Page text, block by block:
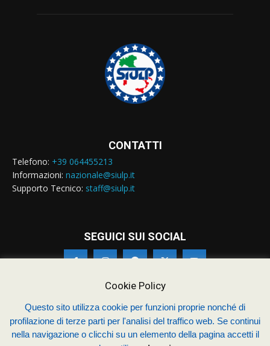
CONTATTI
Telefono: +39 064455213
Informazioni: nazionale@siulp.it
Supporto Tecnico: staff@siulp.it
SEGUICI SUI SOCIAL
© Siulp 2026 - C.F.97014000588 - Realizzato dastudio4s.com
Sindacato Italiano Unitario dei Lavoratori della Polizia
Cookie Policy
Questo sito utilizza cookie per funzioni proprie nonché di
profilazione di terze parti per l'analisi del traffico web. Se continui
nella navigazione o clicchi su un elemento della pagina accetti il